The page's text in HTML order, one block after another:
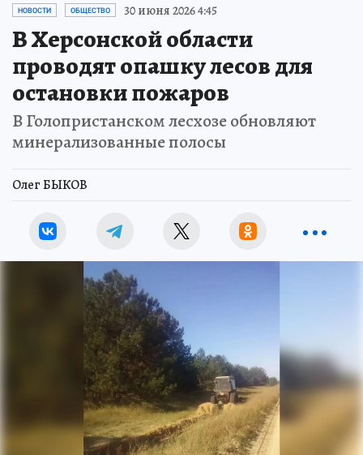
НОВОСТИ ОБЩЕСТВО 30 июня 2026 4:45
В Херсонской области
проводят опашку лесов для
остановки пожаров
В Голопристанском лесхозе обновляют
минерализованные полосы
Олег БЫКОВ